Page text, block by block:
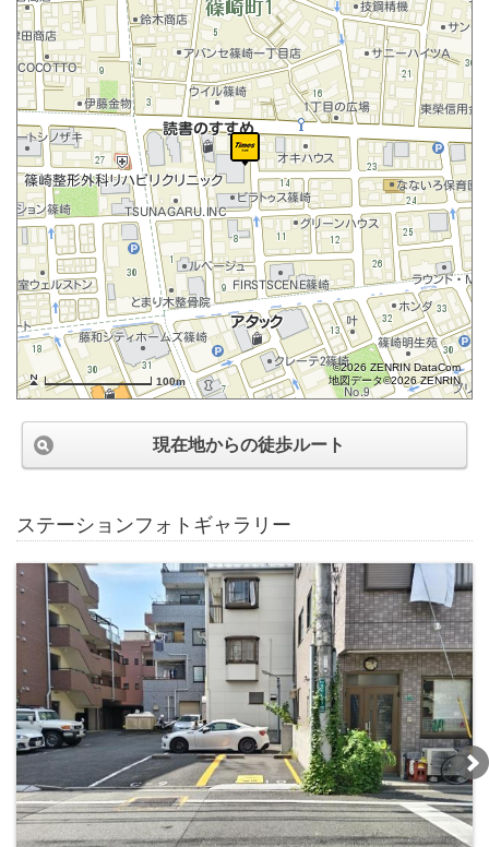
100m
©2026 ZENRIN DataCom
地図データ©2026 ZENRIN
現在地からの徒歩ルート
ステーションフォトギャラリー